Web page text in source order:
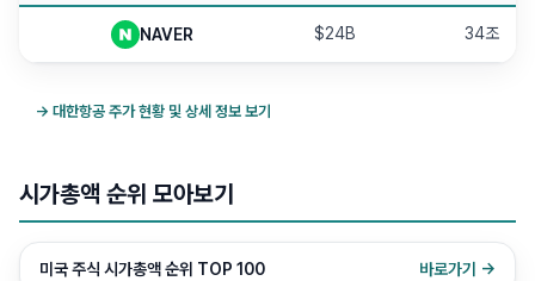
NAVER $24B 34조
→ 대한항공 주가 현황 및 상세 정보 보기
시가총액 순위 모아보기
미국 주식 시가총액 순위 TOP 100 바로가기 →